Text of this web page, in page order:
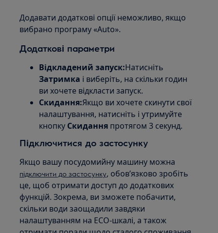
Додавати додаткові опції неможливо, якщо
вибрано програму «Auto».
Додаткові параметри
Відкладений запуск:Натисніть
Затримка і виберіть, на скільки годин
ви хочете відкласти запуск.
Скидання:Якщо ви хочете скинути свої
налаштування, натисніть і утримуйте
кнопку Скидання протягом 3 секунд.
Підключитися до застосунку
Якщо вашу посудомийну машину можна
підключити до застосунку, обов’язково зробіть
це, щоб отримати доступ до додаткових
функцій. Зокрема, ви зможете побачити,
скільки води заощадили завдяки
налаштуванням на ECO‑шкалі, а також